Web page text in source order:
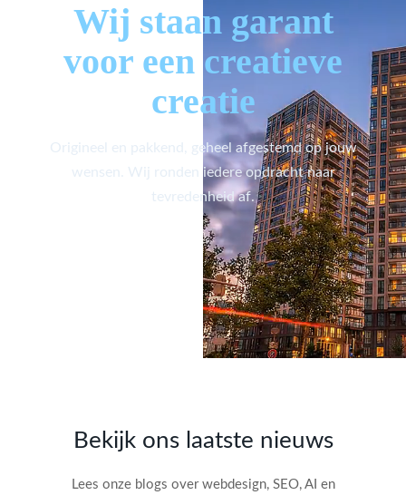
Wij staan garant
voor een creatieve
creatie
Origineel en pakkend, geheel afgestemd op jouw
wensen. Wij ronden iedere opdracht naar
tevredenheid af.
Bekijk ons laatste nieuws
Lees onze blogs over webdesign, SEO, AI en